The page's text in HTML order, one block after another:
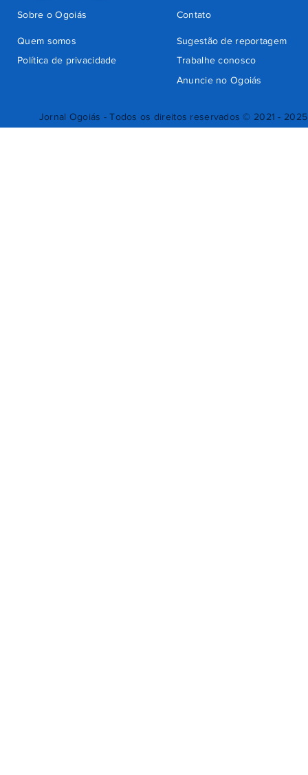
Jornal Ogoiás - Todos os direitos reservados © 2021 - 2025
Quem somos
Sugestão de reportagem
Trabalhe conosco
Política de privacidade
Anuncie no Ogoiás
Contato
Sobre o Ogoiás